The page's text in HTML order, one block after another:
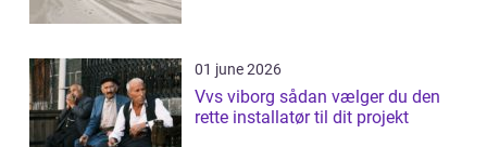
01 june 2026
Vvs viborg sådan vælger du den
rette installatør til dit projekt